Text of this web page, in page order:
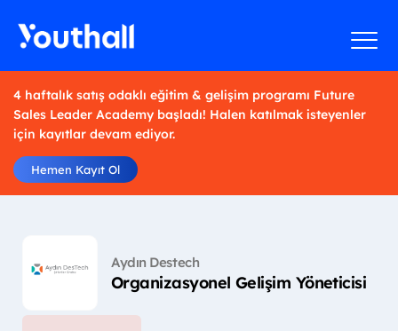
4 haftalık satış odaklı eğitim & gelişim programı Future
Sales Leader Academy başladı! Halen katılmak isteyenler
için kayıtlar devam ediyor.
Hemen Kayıt Ol
Aydın Destech
Organizasyonel Gelişim Yöneticisi